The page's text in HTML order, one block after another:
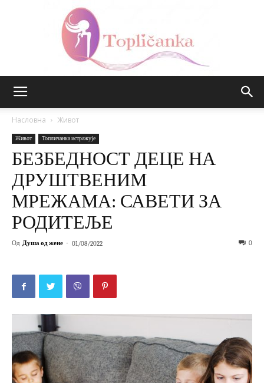
Насловна Живот
Живот Топличанка истражује
БЕЗБЕДНОСТ ДЕЦЕ НА
ДРУШТВЕНИМ
МРЕЖАМА: САВЕТИ ЗА
РОДИТЕЉЕ
Од Душа од жене - 01/08/2022 0